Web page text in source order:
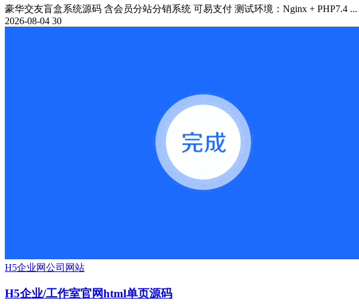
豪华交友盲盒系统源码 含会员分站分销系统 可易支付 测试环境：Nginx + PHP7.4 ...
2026-08-04 30
H5企业网公司网站
H5企业/工作室官网html单页源码